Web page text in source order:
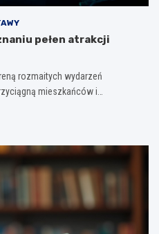
pełen atrakcji
rozmaitych wydarzeń
mieszkańców i…